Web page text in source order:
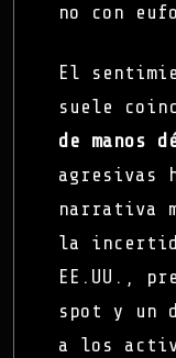
no con
El
suele
de manos
agresivas
narrativa
la
EE.UU.,
spot y un
a los